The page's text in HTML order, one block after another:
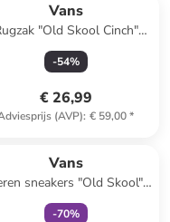
Vans
"Old Skool Cinch"
- (B)33 x (H)51 x (D)15
cm
-54%
€ 26,99
(AVP): € 59,00*
Vans
sneakers "Old Skool"
lichtroze/rood
-70%